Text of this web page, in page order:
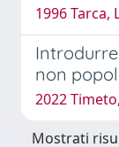
1996 Tarca,
non
2022
Mostrati